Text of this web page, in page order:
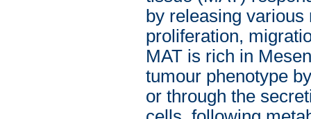
by releasing
proliferation,
MAT is rich in
tumour phenotype
or through the